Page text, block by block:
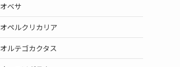
オベサ
オペルクリカリア
オルテゴカクタス